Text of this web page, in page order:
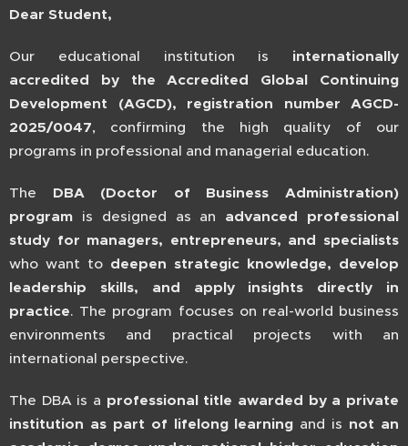
Dear Student,
Our educational institution is internationally
accredited by the Accredited Global Continuing
Development (AGCD), registration number AGCD-
2025/0047, confirming the high quality of our
programs in professional and managerial education.
The DBA (Doctor of Business Administration)
program is designed as an advanced professional
study for managers, entrepreneurs, and specialists
who want to deepen strategic knowledge, develop
leadership skills, and apply insights directly in
practice. The program focuses on real-world business
environments and practical projects with an
international perspective.
The DBA is a professional title awarded by a private
institution as part of lifelong learning and is not an